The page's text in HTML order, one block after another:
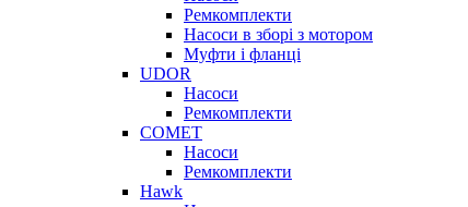
Ремкомплекти
Насоси в зборі з мотором
Муфти і фланці
UDOR
Насоси
Ремкомплекти
COMET
Насоси
Ремкомплекти
Hawk